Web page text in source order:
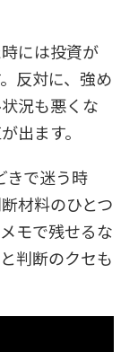
には投資が
反対に、強め
況も悪くな
出ます。
きで迷う時
材料のひとつ
モで残せるな
判断のクセも